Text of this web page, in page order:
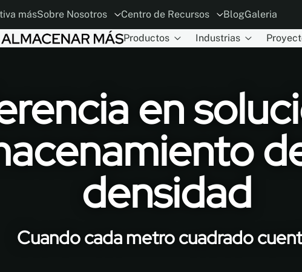
másSobre Nosotros
HistoriaEl concepto ESGCarrerasConviértase en distribuidor
Centro de Recursos
Planificador MoDrawAlianzas con Arquitectos y
BlogGaleria
Productos Industrias
en
densidad
Cuando cada metro cuadrado